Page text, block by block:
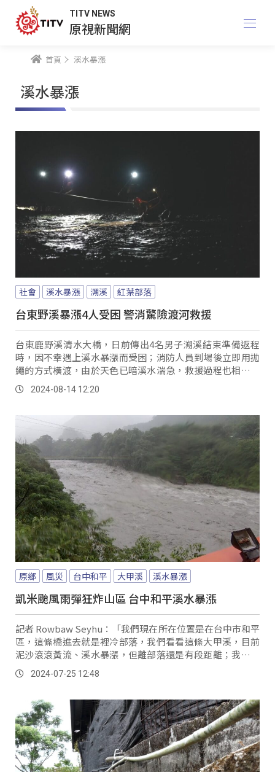
TITV NEWS
原視新聞網
首頁 溪水暴漲
溪水暴漲
社會 溪水暴漲 溯溪 紅葉部落
台東野溪暴漲4人受困 警消驚險渡河救援
台東鹿野溪清水大橋，日前傳出4名男子溯溪結束準備返程
時，因不幸遇上溪水暴漲而受困；消防人員到場後立即用拋
繩的方式橫渡，由於天色已暗溪水湍急，救援過程也相當驚
險。2024-08-14 12:20
原鄉 風災 台中和平 大甲溪 溪水暴漲
凱米颱風雨彈狂炸山區 台中和平溪水暴漲
記者 Rowbaw Seyhu：「我們現在所在位置是在台中市和平
區，這條橋進去就是裡冷部落，我們看看這條大甲溪，目前
泥沙滾滾黃流、溪水暴漲，但離部落還是有段距離；我們稍
早訪問到和平區長，來看看稍早訪問。
2024-07-25 12:48